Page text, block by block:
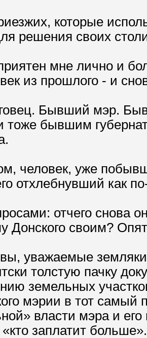
которые
решения своих
мне лично и
из прошлого - и
Бывший мэр.
тоже бывшим
человек, уже
отхлебнувший как
отчего снова
Донского своим?
уважаемые
толстую пачку
земельных
мэрии в тот самый
власти мэра и
заплатит больше».